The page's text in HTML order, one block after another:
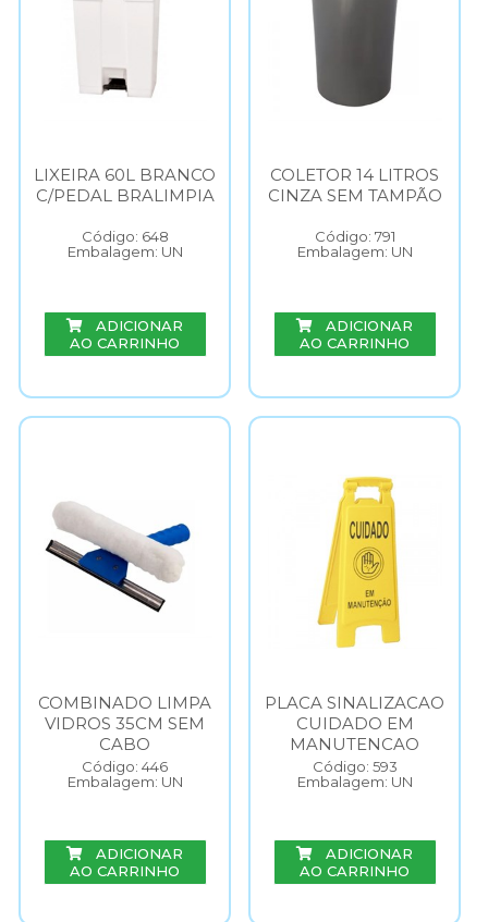
LIXEIRA 60L BRANCO
C/PEDAL BRALIMPIA
Código: 648
Embalagem: UN
ADICIONAR
AO CARRINHO
COLETOR 14 LITROS
CINZA SEM TAMPÃO
Código: 791
Embalagem: UN
ADICIONAR
AO CARRINHO
COMBINADO LIMPA
VIDROS 35CM SEM
CABO
Código: 446
Embalagem: UN
ADICIONAR
AO CARRINHO
PLACA SINALIZACAO
CUIDADO EM
MANUTENCAO
Código: 593
Embalagem: UN
ADICIONAR
AO CARRINHO